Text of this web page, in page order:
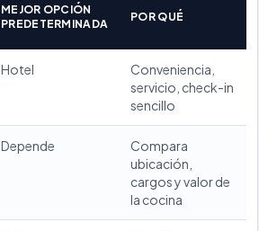
MEJOR OPCIÓN
PREDETERMINADA
POR QUÉ
Hotel
Conveniencia,
servicio, check-in
sencillo
Depende
Compara
ubicación,
cargos y valor de
la cocina